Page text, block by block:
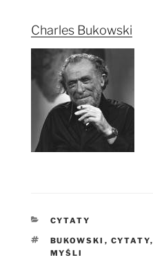
Charles Bukowski
KATEGORIE
CYTATY
TAGI
BUKOWSKI , CYTATY,
MYŚLI